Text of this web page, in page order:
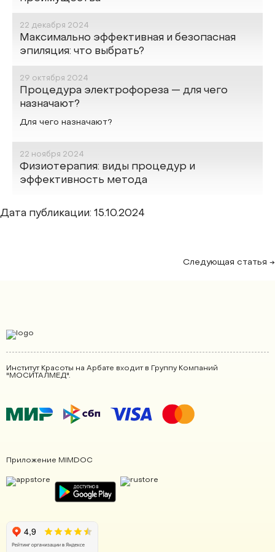
22 декабря 2024
Максимально эффективная и безопасная
эпиляция: что выбрать?
ПРО ЗДОРОВЬЕ
29 октября 2024
Процедура электрофореза — для чего
назначают?
Для чего назначают?
ПРО ЗДОРОВЬЕ
22 ноября 2024
Физиотерапия: виды процедур и
эффективность метода
Дата публикации: 15.10.2024
Следующая статья →
Институт Красоты на Арбате входит в Группу Компаний
"МОСИТАЛМЕД".
Приложение MIMDOC